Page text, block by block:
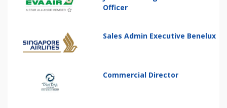
Officer
Sales Admin Executive Benelux
Commercial Director